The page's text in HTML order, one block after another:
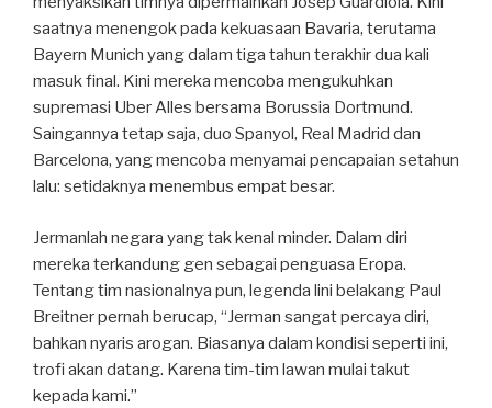
saatnya menengok pada kekuasaan Bavaria, terutama
Bayern Munich yang dalam tiga tahun terakhir dua kali
masuk final. Kini mereka mencoba mengukuhkan
supremasi Uber Alles bersama Borussia Dortmund.
Saingannya tetap saja, duo Spanyol, Real Madrid dan
Barcelona, yang mencoba menyamai pencapaian setahun
lalu: setidaknya menembus empat besar.
Jermanlah negara yang tak kenal minder. Dalam diri
mereka terkandung gen sebagai penguasa Eropa.
Tentang tim nasionalnya pun, legenda lini belakang Paul
Breitner pernah berucap, “Jerman sangat percaya diri,
bahkan nyaris arogan. Biasanya dalam kondisi seperti ini,
trofi akan datang. Karena tim-tim lawan mulai takut
kepada kami.”